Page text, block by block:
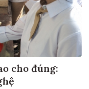
cho đúng: